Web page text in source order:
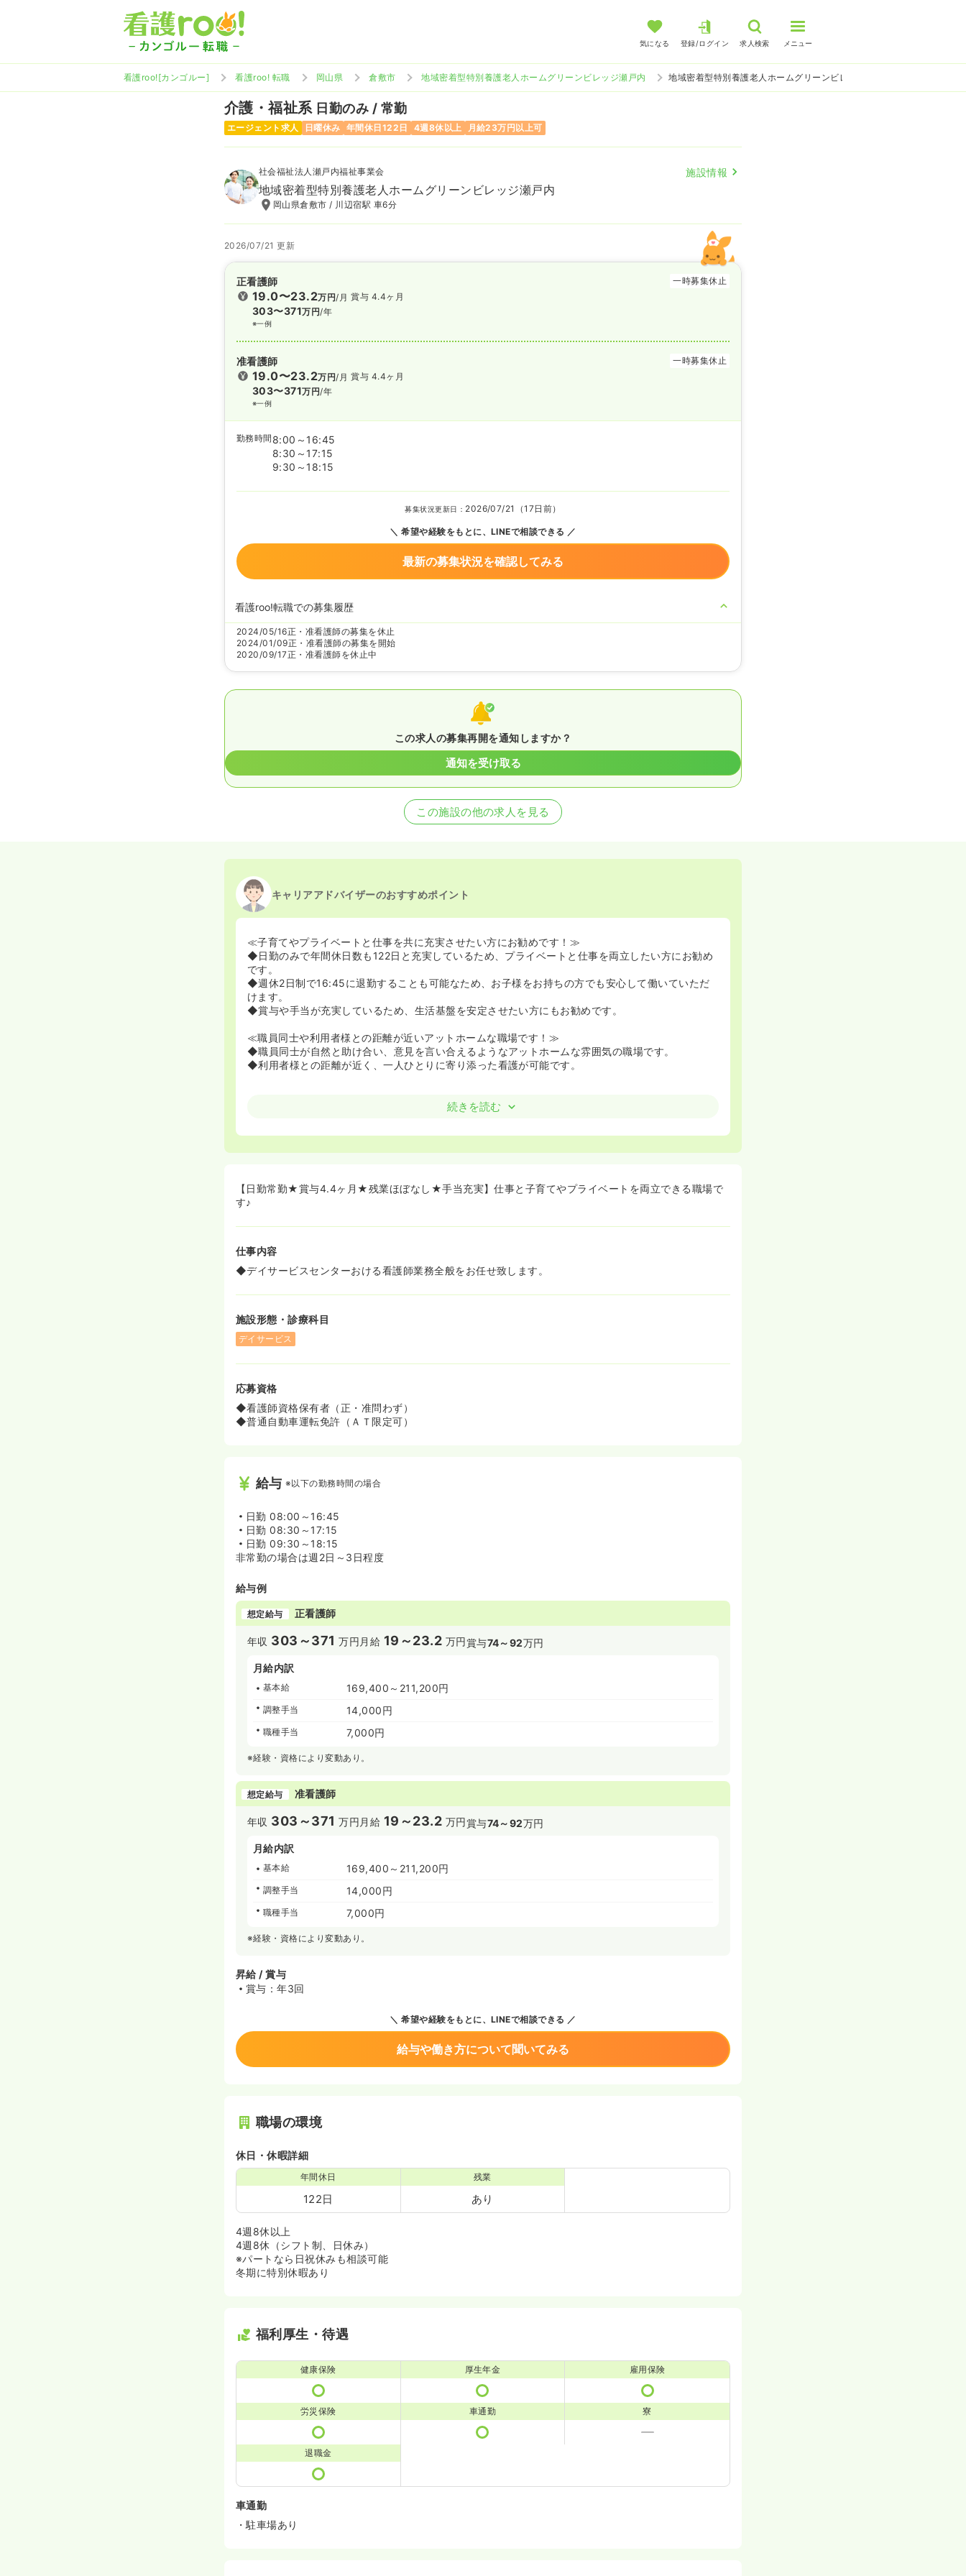
気になる 登録/ログイン 求人検索 メニュー
看護roo![カンゴルー] 看護roo! 転職 岡山県 倉敷市 地域密着型特別養護老人ホームグリーンビレッジ瀬戸内 地域密着型特別養護老人ホームグリーンビレッジ瀬戸内 介護・福祉系の
介護・福祉系 日勤のみ / 常勤
エージェント求人 日曜休み 年間休日122日 4週8休以上 月給23万円以上可
社会福祉法人瀬戸内福祉事業会 施設情報
地域密着型特別養護老人ホームグリーンビレッジ瀬戸内
岡山県倉敷市 / 川辺宿駅 車6分
2026/07/21 更新
正看護師 一時募集休止
19.0〜23.2万円/月
303〜371万円/年
※一例
賞与 4.4ヶ月
准看護師 一時募集休止
19.0〜23.2万円/月
303〜371万円/年
※一例
賞与 4.4ヶ月
勤務時間 8:00～16:45
8:30～17:15
9:30～18:15
募集状況更新日： 2026/07/21（17日前）
希望や経験をもとに、LINEで相談できる
最新の募集状況を確認してみる
看護roo!転職での募集履歴
2024/05/16正・准看護師の募集を休止
2024/01/09正・准看護師の募集を開始
2020/09/17正・准看護師を休止中
この求人の募集再開を通知しますか？
通知を受け取る
この施設の他の求人を見る
キャリアアドバイザーのおすすめポイント
≪子育てやプライベートと仕事を共に充実させたい方にお勧めです！≫
◆日勤のみで年間休日数も122日と充実しているため、プライベートと仕事を両立したい方にお勧め
です。
◆週休2日制で16:45に退勤することも可能なため、お子様をお持ちの方でも安心して働いていただ
けます。
◆賞与や手当が充実しているため、生活基盤を安定させたい方にもお勧めです。
≪職員同士や利用者様との距離が近いアットホームな職場です！≫
◆職員同士が自然と助け合い、意見を言い合えるようなアットホームな雰囲気の職場です。
◆利用者様との距離が近く、一人ひとりに寄り添った看護が可能です。
続きを読む
【日勤常勤★賞与4.4ヶ月★残業ほぼなし★手当充実】仕事と子育てやプライベートを両立できる職場で
す♪
仕事内容
◆デイサービスセンターおける看護師業務全般をお任せ致します。
施設形態・診療科目
デイサービス
応募資格
◆看護師資格保有者（正・准問わず）
◆普通自動車運転免許（ＡＴ限定可）
給与 ※以下の勤務時間の場合
日勤 08:00～16:45
日勤 08:30～17:15
日勤 09:30～18:15
非常勤の場合は週2日～3日程度
給与例
想定給与 正看護師
年収 303～371 万円 月給 19～23.2 万円賞与74～92万円
月給内訳
基本給 169,400～211,200円
調整手当 14,000円
職種手当 7,000円
※経験・資格により変動あり。
想定給与 准看護師
年収 303～371 万円 月給 19～23.2 万円賞与74～92万円
月給内訳
基本給 169,400～211,200円
調整手当 14,000円
職種手当 7,000円
※経験・資格により変動あり。
昇給 / 賞与
賞与：年3回
希望や経験をもとに、LINEで相談できる
給与や働き方について聞いてみる
職場の環境
休日・休暇詳細
年間休日
122日
残業
あり
4週8休以上
4週8休（シフト制、日休み）
※パートなら日祝休みも相談可能
冬期に特別休暇あり
福利厚生・待遇
健康保険 厚生年金 雇用保険
労災保険 車通勤 寮
退職金
車通勤
・駐車場あり